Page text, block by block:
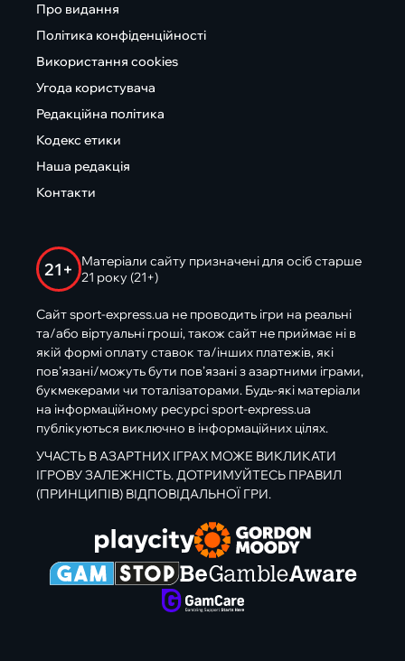
Про видання
Політика конфіденційності
Використання cookies
Угода користувача
Редакційна політика
Кодекс етики
Наша редакція
Контакти
21+
Матеріали сайту призначені для осіб старше
21 року (21+)
Сайт sport-express.ua не проводить ігри на реальні
та/або віртуальні гроші, також сайт не приймає ні в
якій формі оплату ставок та/інших платежів, які
пов’язані/можуть бути пов’язані з азартними іграми,
букмекерами чи тоталізаторами. Будь-які матеріали
на інформаційному ресурсі sport-express.ua
публікуються виключно в інформаційних цілях.
УЧАСТЬ В АЗАРТНИХ ІГРАХ МОЖЕ ВИКЛИКАТИ
ІГРОВУ ЗАЛЕЖНІСТЬ. ДОТРИМУЙТЕСЬ ПРАВИЛ
(ПРИНЦИПІВ) ВІДПОВІДАЛЬНОЇ ГРИ.